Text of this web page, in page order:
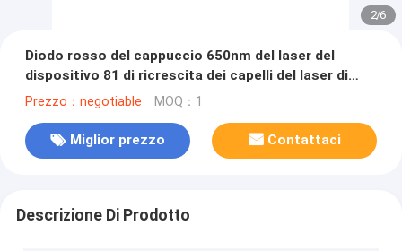
2/6
Diodo rosso del cappuccio 650nm del laser del
dispositivo 81 di ricrescita dei capelli del laser di
LLLT
Prezzo：negotiable MOQ：1
Miglior prezzo Contattaci
Descrizione Di Prodotto